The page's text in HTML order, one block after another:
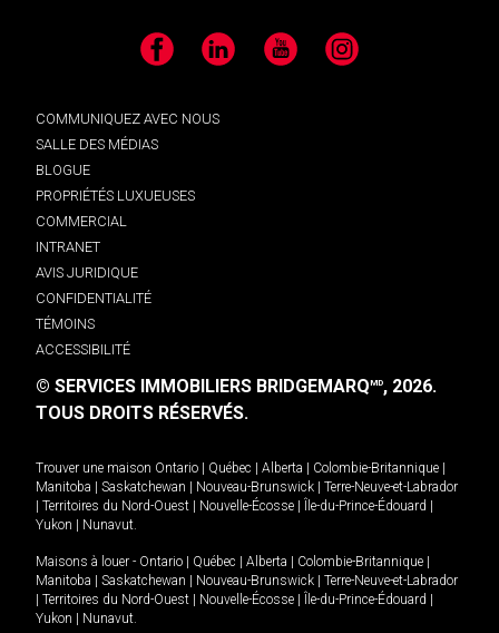
Facebook LinkedIn YouTube Instagram
COMMUNIQUEZ AVEC NOUS
SALLE DES MÉDIAS
BLOGUE
PROPRIÉTÉS LUXUEUSES
COMMERCIAL
INTRANET
AVIS JURIDIQUE
CONFIDENTIALITÉ
TÉMOINS
ACCESSIBILITÉ
© SERVICES IMMOBILIERS BRIDGEMARQMD, 2026.
TOUS DROITS RÉSERVÉS.
Trouver une maison Ontario Québec Alberta Colombie-Britannique
Manitoba
Saskatchewan Nouveau-Brunswick
Terre-Neuve-et-Labrador
Territoires du Nord-Ouest Nouvelle-Écosse Île-du-Prince-Édouard
Yukon
Nunavut.
Maisons à louer - Ontario Québec Alberta Colombie-Britannique
Manitoba
Saskatchewan Nouveau-Brunswick
Terre-Neuve-et-Labrador
Territoires du Nord-Ouest Nouvelle-Écosse Île-du-Prince-Édouard
Yukon
Nunavut.